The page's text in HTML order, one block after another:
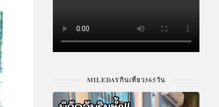
MILEDAYกินเที่ยว365วัน